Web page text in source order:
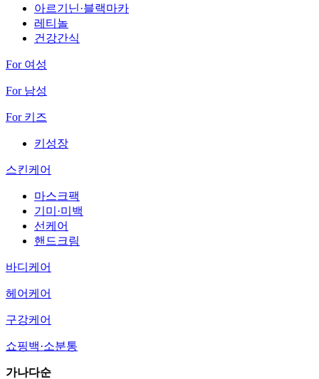
아르기닌·블랙마카
레티놀
건강간식
For 여성
For 남성
For 키즈
키성장
스킨케어
마스크팩
기미·미백
선케어
핸드크림
바디케어
헤어케어
구강케어
쇼핑백·소분통
가나다순